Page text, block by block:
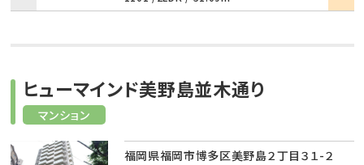
マンション
ヒューマインド美野島並木通り
福岡県福岡市博多区美野島２丁目３１-２